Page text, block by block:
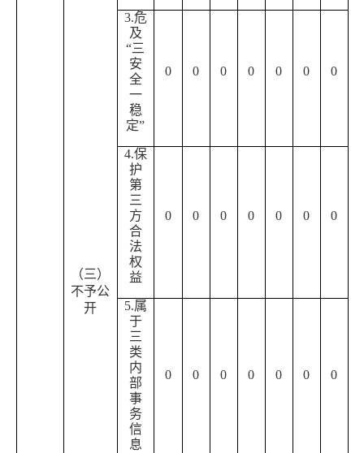
（三）
不予公
开
3.危
及
“三
安
全
一
稳
定”
0 0 0 0 0 0 0
4.保
护
第
三
方
合
法
权
益
0 0 0 0 0 0 0
5.属
于
三
类
内
部
事
务
信
息
0 0 0 0 0 0 0